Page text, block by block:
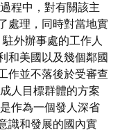
程中，對有關該主
處理，同時對當地實
外辦事處的工作人
和美國以及幾個鄰國
作並不落後於受審查
人目標群體的方案
作為一個發人深省
識和發展的國內實